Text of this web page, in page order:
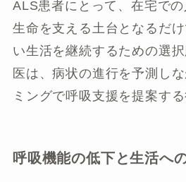
ALS患者にとって、在宅で
生命を支える土台となるだ
い生活を継続するための選
医は、病状の進行を予測し
ミングで呼吸支援を提案す
呼吸機能の低下と生活へ